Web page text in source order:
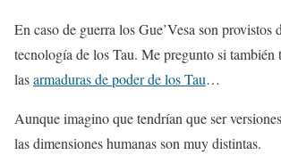
En caso de guerra los Gue’Vesa son provistos
tecnología de los Tau. Me pregunto si también
lasarmaduras de poder de los Tau…
Aunque imagino que tendrían que ser
las dimensiones humanas son muy distintas.